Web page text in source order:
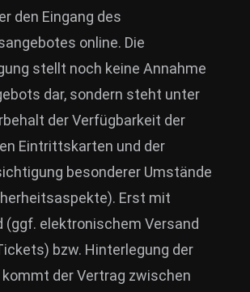
den Eingang des
online. Die
stellt noch keine Annahme
dar, sondern steht unter
der Verfügbarkeit der
Eintrittskarten und der
besonderer Umstände
Erst mit
(ggf. elektronischem Versand
bzw. Hinterlegung der
der Vertrag zwischen